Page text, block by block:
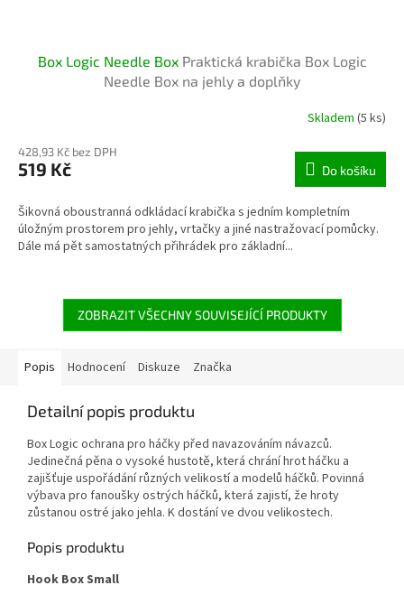
Box Logic Needle Box Praktická krabička Box Logic
Needle Box na jehly a doplňky
Skladem (5 ks)
428,93 Kč bez DPH
519 Kč Do košíku
Šikovná oboustranná odkládací krabička s jedním kompletním
úložným prostorem pro jehly, vrtačky a jiné nastražovací pomůcky.
Dále má pět samostatných přihrádek pro základní...
ZOBRAZIT VŠECHNY SOUVISEJÍCÍ PRODUKTY
Popis Hodnocení Diskuze Značka
Detailní popis produktu
Box Logic ochrana pro háčky před navazováním návazců.
Jedinečná pěna o vysoké hustotě, která chrání hrot háčku a
zajišťuje uspořádání různých velikostí a modelů háčků. Povinná
výbava pro fanoušky ostrých háčků, která zajistí, že hroty
zůstanou ostré jako jehla. K dostání ve dvou velikostech.
Popis produktu
Hook Box Small